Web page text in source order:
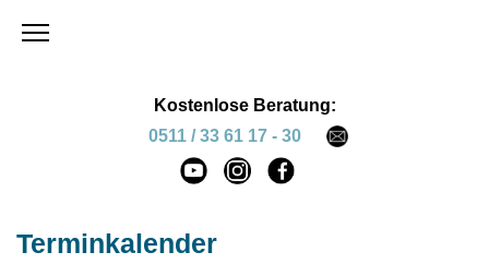
Kostenlose Beratung:
0511 / 33 61 17 - 30
Terminkalender